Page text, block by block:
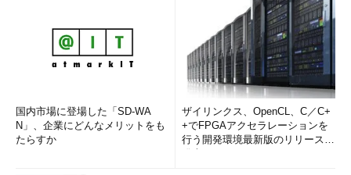
国内市場に登場した「SD-WA
N」、企業にどんなメリットをも
たらすか
ザイリンクス、OpenCL、C／C+
+でFPGAアクセラレーションを
行う開発環境最新版のリリースを